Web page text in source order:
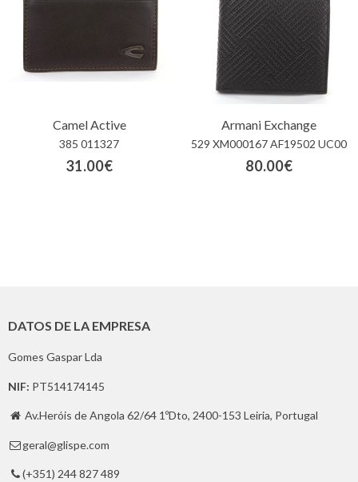
Camel Active
385 011327
31.00€
Armani Exchange
529 XM000167 AF19502 UC00
80.00€
DATOS DE LA EMPRESA
Gomes Gaspar Lda
NIF: PT514174145
 Av.Heróis de Angola 62/64 1ºDto, 2400-153 Leiria, Portugal
 geral@glispe.com
 (+351) 244 827 489